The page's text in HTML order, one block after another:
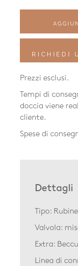
RICHIEDI
Prezzi esclusi.
Tempi di
doccia viene
cliente.
Spese di
Dettagli
Tipo:
Valvola:
Extra:
Linea di